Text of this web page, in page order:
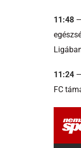
11:48
11:24
FC